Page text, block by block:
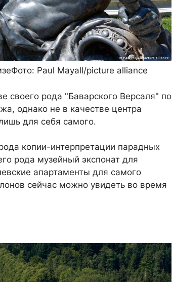
Paul Mayall/picture alliance
своего рода "Баварского Версаля" по
однако не в качестве центра
для себя самого.
копии-интерпретации парадных
рода музейный экспонат для
апартаменты для самого
сейчас можно увидеть во время